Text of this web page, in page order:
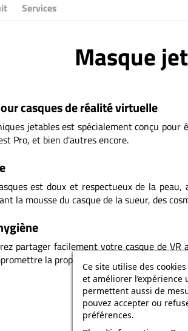
Ce site utilise des
et améliorer
permettent aussi de
pouvez accepter ou
préférences.
Services
Masque
casques de réalité virtuelle
jetables est spécialement conçu
Pro, et bien d'autres encore.
est doux et respectueux de la
la mousse du casque de la sueur, des
partager facilement votre casque de
la propreté et la sécurité lors de